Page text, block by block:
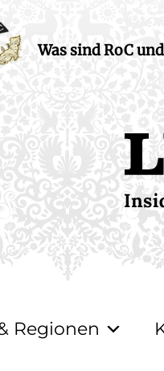
Was sind RoC
Regionen